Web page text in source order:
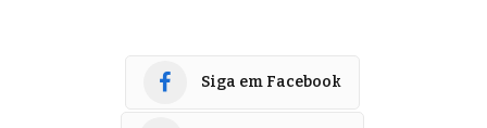
Siga em Facebook